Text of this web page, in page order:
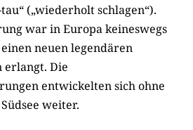
(„wiederholt schlagen“).
war in Europa keineswegs
neuen legendären
erlangt. Die
entwickelten sich ohne
weiter.